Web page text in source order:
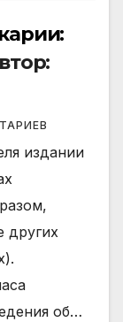
издании
других
об…